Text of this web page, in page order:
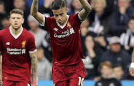
ΔΙΕΘΝΉ ΛΙΒΕΡΠΟΥΛ